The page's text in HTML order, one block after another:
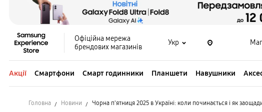
Офіційна мережа
брендових магазинів
Укр
Акції Смартфони Смарт годинники Планшети Навушники
Головна Новини Чорна п'ятниця 2025 в Україні: коли починається і як